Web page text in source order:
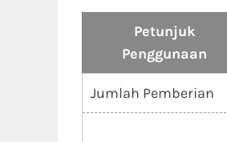
Petunjuk
Penggunaan
Jumlah Pemberian